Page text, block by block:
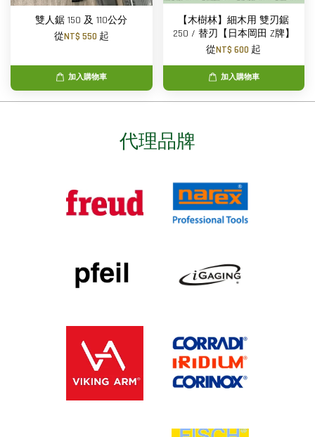
雙人鋸 150 及 110公分
從NT$ 550 起
加入購物車
【木樹林】細木用 雙刃鋸
250 / 替刃【日本岡田 Z牌】
從NT$ 600 起
加入購物車
代理品牌